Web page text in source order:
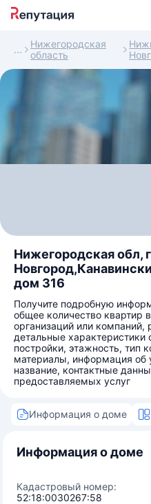
Нижегородская
область
Нижегородская обл,
дом 316
Получите подробную
общее количество квартир
организаций или
детальные характеристики
постройки, этажность, тип
материалы, информация
название, контактные
предоставляемых услуг
Информация о доме
Информация о доме
Кадастровый номер:
52:18:0030267:58